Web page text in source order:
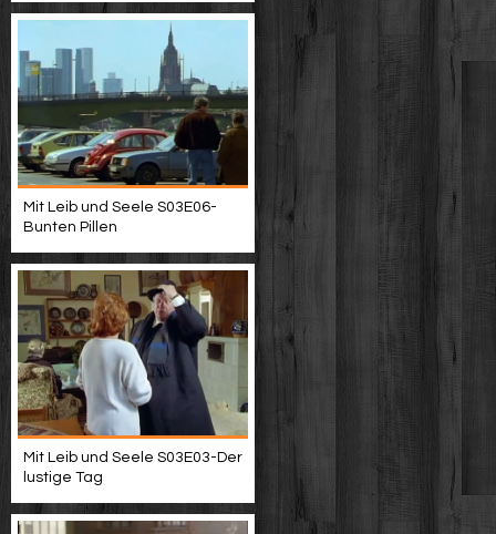
Mit Leib und Seele S03E06-
Bunten Pillen
Mit Leib und Seele S03E03-Der
lustige Tag